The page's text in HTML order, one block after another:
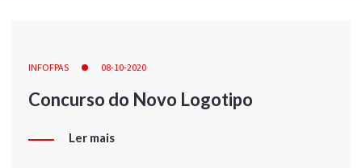
INFOFPAS 08-10-2020
Concurso do Novo Logotipo
Ler mais